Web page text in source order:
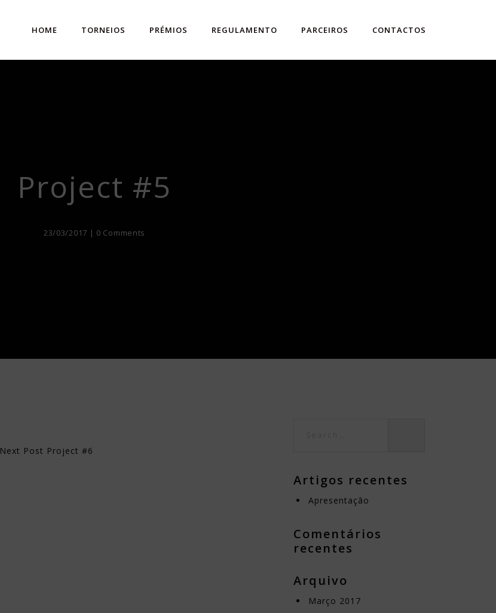
HOME TORNEIOS PRÉMIOS REGULAMENTO PARCEIROS CONTACTOS
Project #5
23/03/2017 | 0 Comments
Next Post Project #6
Artigos recentes
Apresentação
Comentários
recentes
Arquivo
Março 2017